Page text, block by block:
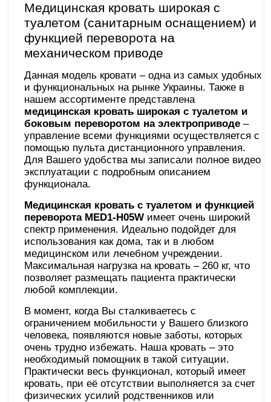
Медицинская кровать широкая с
туалетом (санитарным оснащением) и
функцией переворота на
механическом приводе
Данная модель кровати – одна из самых удобных
и функциональных на рынке Украины. Также в
нашем ассортименте представлена
медицинская кровать широкая с туалетом и
боковым переворотом на электроприводе –
управление всеми функциями осуществляется с
помощью пульта дистанционного управления.
Для Вашего удобства мы записали полное видео
эксплуатации с подробным описанием
функционала.
Медицинская кровать с туалетом и функцией
переворота MED1-H05W имеет очень широкий
спектр применения. Идеально подойдет для
использования как дома, так и в любом
медицинском или лечебном учреждении.
Максимальная нагрузка на кровать – 260 кг, что
позволяет размещать пациента практически
любой комплекции.
В момент, когда Вы сталкиваетесь с
ограничением мобильности у Вашего близкого
человека, появляются новые заботы, которых
очень трудно избежать. Наша кровать – это
необходимый помощник в такой ситуации.
Практически весь функционал, который имеет
кровать, при её отсутствии выполняется за счет
физических усилий родственников или